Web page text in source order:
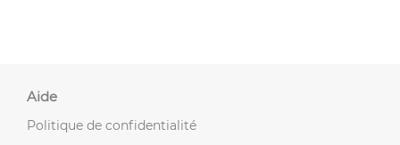
Aide
Politique de confidentialité